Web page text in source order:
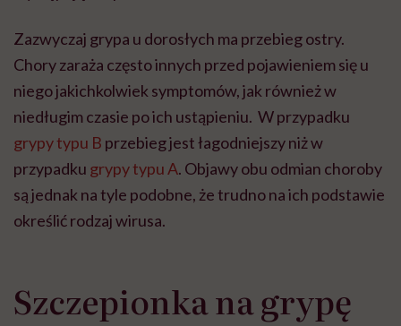
Zazwyczaj grypa u dorosłych ma przebieg ostry.
Chory zaraża często innych przed pojawieniem się u
niego jakichkolwiek symptomów, jak również w
niedługim czasie po ich ustąpieniu. W przypadku
grypy typu B przebieg jest łagodniejszy niż w
przypadku grypy typu A. Objawy obu odmian choroby
są jednak na tyle podobne, że trudno na ich podstawie
określić rodzaj wirusa.
Szczepionka na grypę